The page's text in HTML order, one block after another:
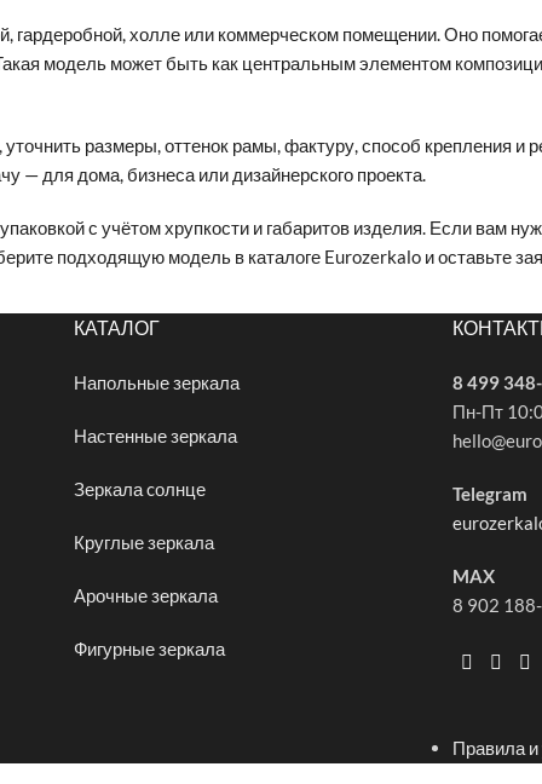
гардеробной, холле или коммерческом помещении. Оно
модель может быть как центральным элементом
размеры, оттенок рамы, фактуру, способ крепления и
— для дома, бизнеса или дизайнерского проекта.
с учётом хрупкости и габаритов изделия. Если вам
подходящую модель в каталоге Eurozerkalo и оставьте
КАТАЛОГ
Напольные зеркала
Настенные зеркала
Зеркала cолнце
Круглые зеркала
Арочные зеркала
Фигурные зеркала
8 499
Пн-Пт
Telegram
MAX
8 902
Правила